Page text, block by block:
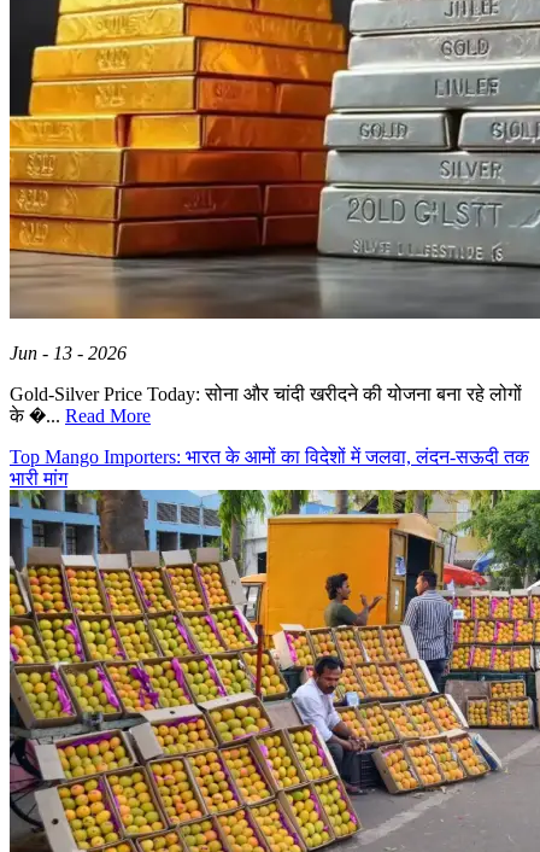
Jun - 13 - 2026
Gold-Silver Price Today: सोना और चांदी खरीदने की योजना बना रहे लोगों
के �... Read More
Top Mango Importers: भारत के आमों का विदेशों में जलवा, लंदन-सऊदी तक
भारी मांग